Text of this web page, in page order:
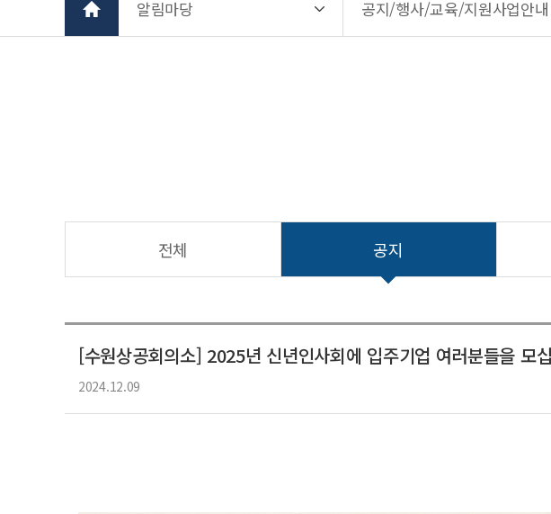
알림마당 공지/행사/교육/지원사업안내
전체 공지
[수원상공회의소] 2025년 신년인사회에 입주기업 여러분들을 모
2024.12.09